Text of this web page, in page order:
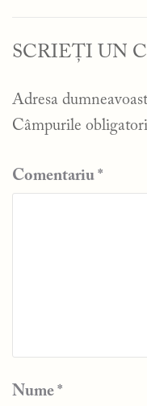
SCRIEȚI UN
Adresa
Câmpurile
Comentariu *
Nume *